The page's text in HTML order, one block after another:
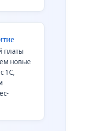
платы
новые
1С,